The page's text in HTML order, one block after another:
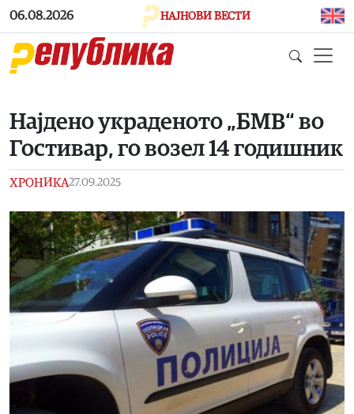
Skip to main content
06.08.2026 НАЈНОВИ ВЕСТИ
Најдено украденото „БМВ“ во
Гостивар, го возел 14 годишник
ХРОНИКА27.09.2025